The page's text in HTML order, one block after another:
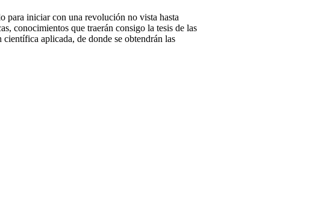
para iniciar con una revolución no vista hasta
conocimientos que traerán consigo la tesis de las
aplicada, de donde se obtendrán las